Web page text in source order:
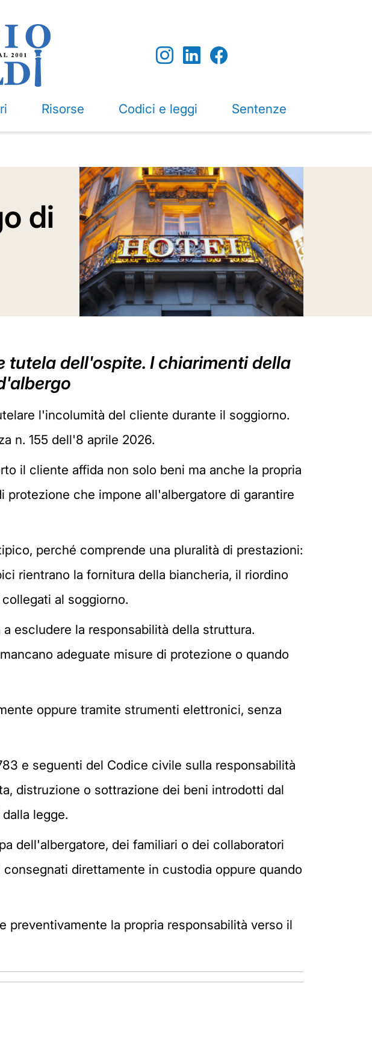
Risorse Codici e leggi Sentenze
di
tutela dell'ospite. I chiarimenti della
l'incolumità del cliente durante il soggiorno.
n. 155 dell'8 aprile 2026.
il cliente affida non solo beni ma anche la propria
che impone all'albergatore di garantire
perché comprende una pluralità di prestazioni:
rientrano la fornitura della biancheria, il riordino
al soggiorno.
escludere la responsabilità della struttura.
adeguate misure di protezione o quando
oppure tramite strumenti elettronici, senza
e seguenti del Codice civile sulla responsabilità
distruzione o sottrazione dei beni introdotti dal
legge.
dell'albergatore, dei familiari o dei collaboratori
direttamente in custodia oppure quando
la propria responsabilità verso il